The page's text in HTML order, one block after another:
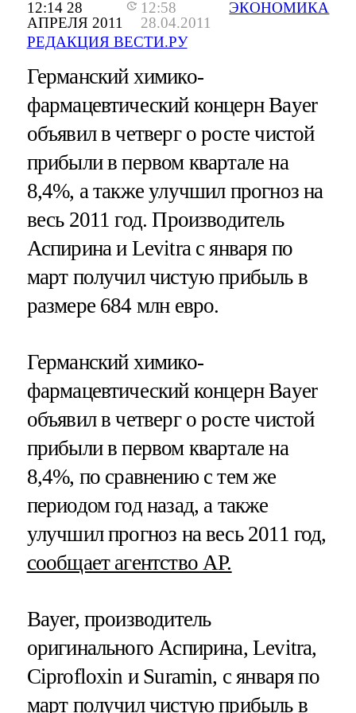
12:14 28
АПРЕЛЯ 2011
12:58
28.04.2011
РЕДАКЦИЯ ВЕСТИ.РУ
ЭКОНОМИКА
Германский химико-
фармацевтический концерн Bayer
объявил в четверг о росте чистой
прибыли в первом квартале на
8,4%, а также улучшил прогноз на
весь 2011 год. Производитель
Аспирина и Levitra с января по
март получил чистую прибыль в
размере 684 млн евро.
Германский химико-
фармацевтический концерн Bayer
объявил в четверг о росте чистой
прибыли в первом квартале на
8,4%, по сравнению с тем же
периодом год назад, а также
улучшил прогноз на весь 2011 год,
сообщает агентство АР.
Bayer, производитель
оригинального Аспирина, Levitra,
Ciprofloxin и Suramin, с января по
март получил чистую прибыль в